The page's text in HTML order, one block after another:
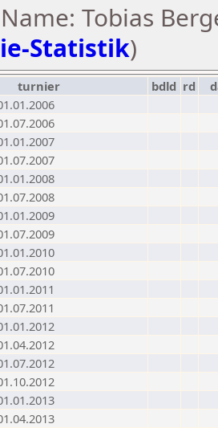
Tobias
Statistik)
turnier bdld rd